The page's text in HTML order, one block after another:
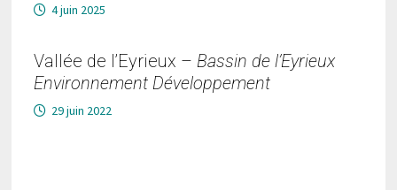
4 juin 2025
Vallée de l’Eyrieux – Bassin de l’Eyrieux
Environnement Développement
29 juin 2022